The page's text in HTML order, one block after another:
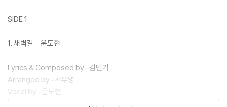
SIDE 1
1. 새벽길 - 윤도현
Lyrics & Composed by : 김민기
Arranged by : 서우영
Vocal by : 윤도현
Vocal Directed by : 서우영 박미지